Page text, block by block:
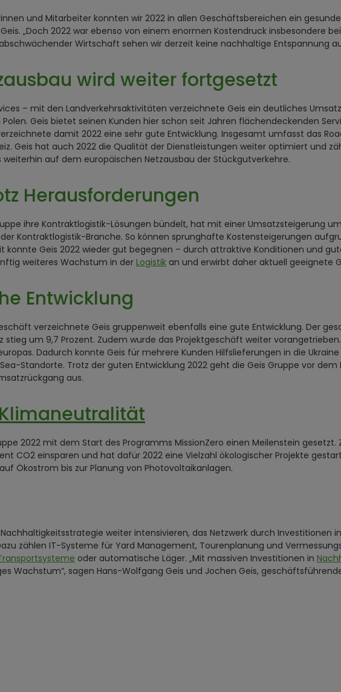
und Mitarbeiter konnten wir 2022 in allen Geschäftsbereichen ein
„Doch 2022 war ebenso von einem enormen Kostendruck insbesondere
Wirtschaft sehen wir derzeit keine nachhaltige Entspannung
wird weiter fortgesetzt
– mit den Landverkehrsaktivitäten verzeichnete Geis ein deutliches
Geis bietet seinen Kunden hier schon seit Jahren flächendeckenden
damit 2022 eine sehr gute Entwicklung. Insgesamt umfasst das
Geis hat auch 2022 die Qualität der Dienstleistungen weiter optimiert und
auf dem europäischen Netzausbau der Stückgutverkehre.
Herausforderungen
ihre Kontraktlogistik-Lösungen bündelt, hat mit einer Umsatzsteigerung
Kontraktlogistik-Branche. So können sprunghafte Kostensteigerungen
Geis 2022 wieder gut begegnen – durch attraktive Konditionen und
weiteres Wachstum in der Logistik an und erwirbt daher aktuell geeignete
Entwicklung
verzeichnete Geis gruppenweit ebenfalls eine gute Entwicklung. Der
um 9,7 Prozent. Zudem wurde das Projektgeschäft weiter
Dadurch konnte Geis für mehrere Kunden Hilfslieferungen in die
Standorte. Trotz der guten Entwicklung 2022 geht die Geis Gruppe vor
aus.
Klimaneutralität
2022 mit dem Start des Programms MissionZero einen Meilenstein gesetzt.
CO2 einsparen und hat dafür 2022 eine Vielzahl ökologischer Projekte
Ökostrom bis zur Planung von Photovoltaikanlagen.
weiter intensivieren, das Netzwerk durch Investitionen
zählen IT-Systeme für Yard Management, Tourenplanung und
oder automatische Läger. „Mit massiven Investitionen in
Wachstum“, sagen Hans-Wolfgang Geis und Jochen Geis,